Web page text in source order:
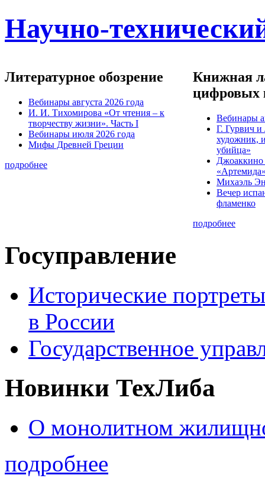
Научно-
Литературное обозрение
Вебинары августа 2026 года
И. И. Тихомирова «От чтения – к
творчеству жизни». Часть I
Вебинары июля 2026 года
Мифы Древней Греции
подробнее
Книжная
цифровых
Вебинары
Г. Гурвич
художник,
убийца»
Михаэль
Вечер
фламенко
подробнее
Госуправление
Исторические
в России
Государственное
Новинки ТехЛиба
О монолитном
подробнее